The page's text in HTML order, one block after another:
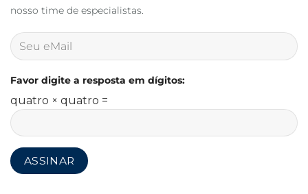
nosso time de especialistas.
Favor digite a resposta em dígitos:
quatro × quatro =